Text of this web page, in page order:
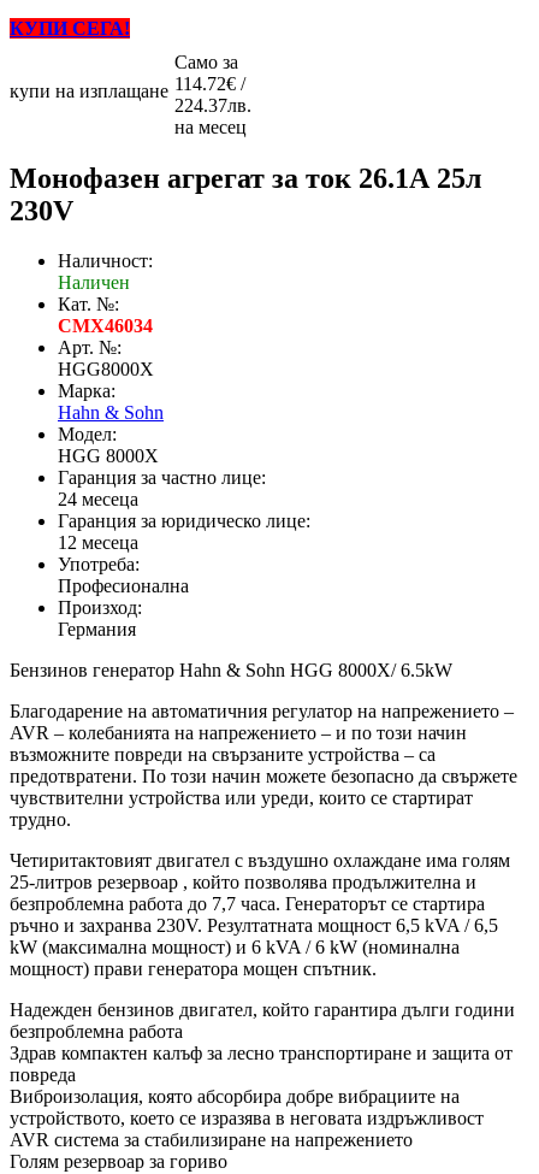
КУПИ СЕГА!
купи на изплащане
Само за
114.72€ /
224.37лв.
на месец
Монофазен агрегат за ток 26.1А 25л
230V
Наличност:
Наличен
Кат. №:
CMX46034
Арт. №:
HGG8000X
Марка:
Hahn & Sohn
Модел:
HGG 8000X
Гаранция за частно лице:
24 месеца
Гаранция за юридическо лице:
12 месеца
Употреба:
Професионална
Произход:
Германия
Бензинов генератор Hahn & Sohn HGG 8000X/ 6.5kW
Благодарение на автоматичния регулатор на напрежението –
AVR – колебанията на напрежението – и по този начин
възможните повреди на свързаните устройства – са
предотвратени. По този начин можете безопасно да свържете
чувствителни устройства или уреди, които се стартират
трудно.
Четиритактовият двигател с въздушно охлаждане има голям
25-литров резервоар , който позволява продължителна и
безпроблемна работа до 7,7 часа. Генераторът се стартира
ръчно и захранва 230V. Резултатната мощност 6,5 kVA / 6,5
kW (максимална мощност) и 6 kVA / 6 kW (номинална
мощност) прави генератора мощен спътник.
Надежден бензинов двигател, който гарантира дълги години
безпроблемна работа
Здрав компактен калъф за лесно транспортиране и защита от
повреда
Виброизолация, която абсорбира добре вибрациите на
устройството, което се изразява в неговата издръжливост
AVR система за стабилизиране на напрежението
Голям резервоар за гориво